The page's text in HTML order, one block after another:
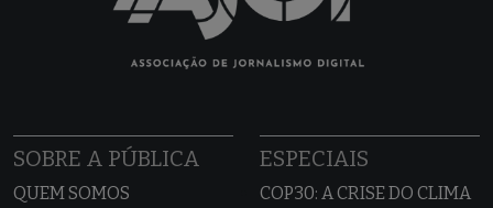
SOBRE A PÚBLICA
QUEM SOMOS
ESPECIAIS
COP30: A CRISE DO CLIMA